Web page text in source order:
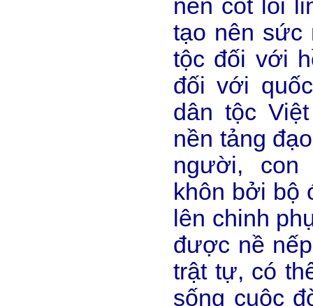
nên cốt lõi
tạo nên sức
tộc đối với
đối với
dân tộc
nền tảng
người,
khôn bởi bộ
lên chinh
được nề
trật tự, có
sống cuộc